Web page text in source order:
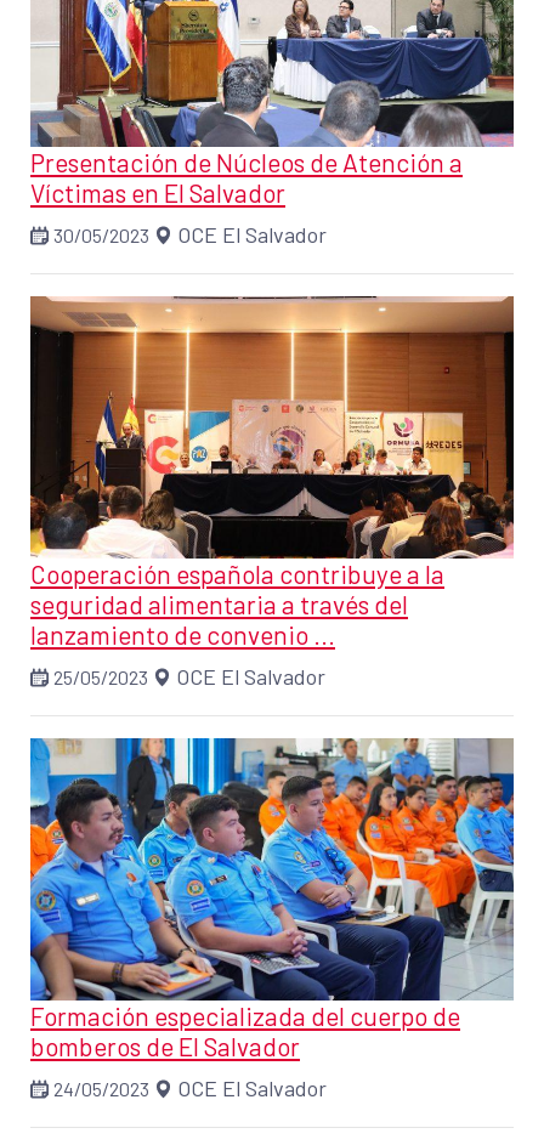
Presentación de Núcleos de Atención a
Víctimas en El Salvador
30/05/2023 OCE El Salvador
Cooperación española contribuye a la
seguridad alimentaria a través del
lanzamiento de convenio ...
25/05/2023 OCE El Salvador
Formación especializada del cuerpo de
bomberos de El Salvador
24/05/2023 OCE El Salvador